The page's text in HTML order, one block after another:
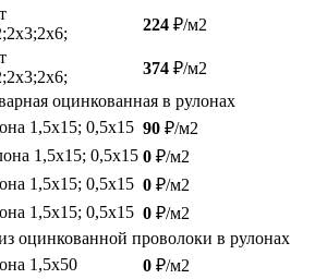
224 ₽/м2
374 ₽/м2
оцинкованная в рулонах
1,5х15; 0,5х15 90 ₽/м2
1,5х15; 0,5х15 0 ₽/м2
1,5х15; 0,5х15 0 ₽/м2
1,5х15; 0,5х15 0 ₽/м2
оцинкованной проволоки в рулонах
1,5х50 0 ₽/м2